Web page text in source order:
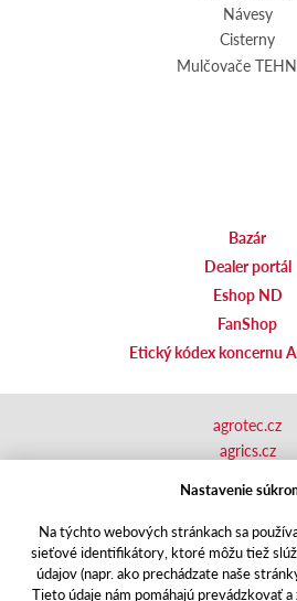
Návesy
Cisterny
Mulčovače
Bazár
Dealer portál
Eshop ND
FanShop
Etický kódex koncernu
agrotec.cz
agrics.cz
shop.agrics.cz
traktorbazar.cz
eshop.agrics.cz/
a-finance.cz
Nastavenie
Na týchto webových stránkach sa
sieťové identifikátory, ktoré môžu tiež
údajov (napr. ako prechádzate naše
Tieto údaje nám pomáhajú prevádzkovať